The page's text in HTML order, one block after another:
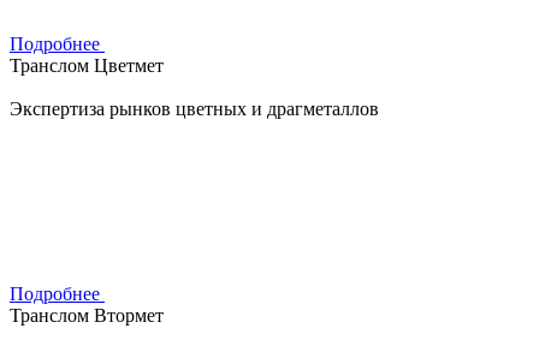
Подробнее
Транслом Цветмет
Экспертиза рынков цветных и драгметаллов
Подробнее
Транслом Втормет